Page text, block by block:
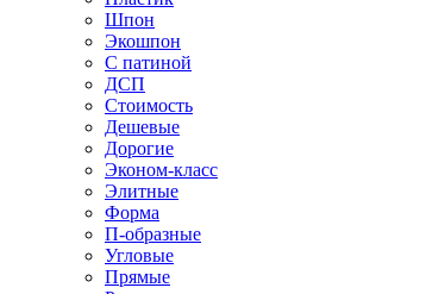
Шпон
Экошпон
С патиной
ДСП
Стоимость
Дешевые
Дорогие
Эконом-класс
Элитные
Форма
П-образные
Угловые
Прямые